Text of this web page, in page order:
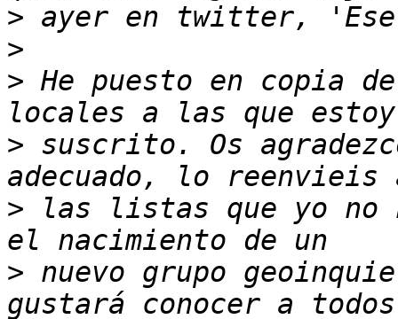
>
>
> He puesto en copia
> suscrito. Os
> las listas que yo no
> nuevo grupo